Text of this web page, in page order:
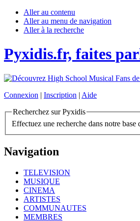
Aller au contenu
Aller au menu de navigation
Aller à la recherche
Pyxidis.fr, faites
Connexion | Inscription | Aide
Recherchez sur Pyxidis
Effectuez une recherche dans notre base
Navigation
TELEVISION
MUSIQUE
CINEMA
ARTISTES
COMMUNAUTES
MEMBRES